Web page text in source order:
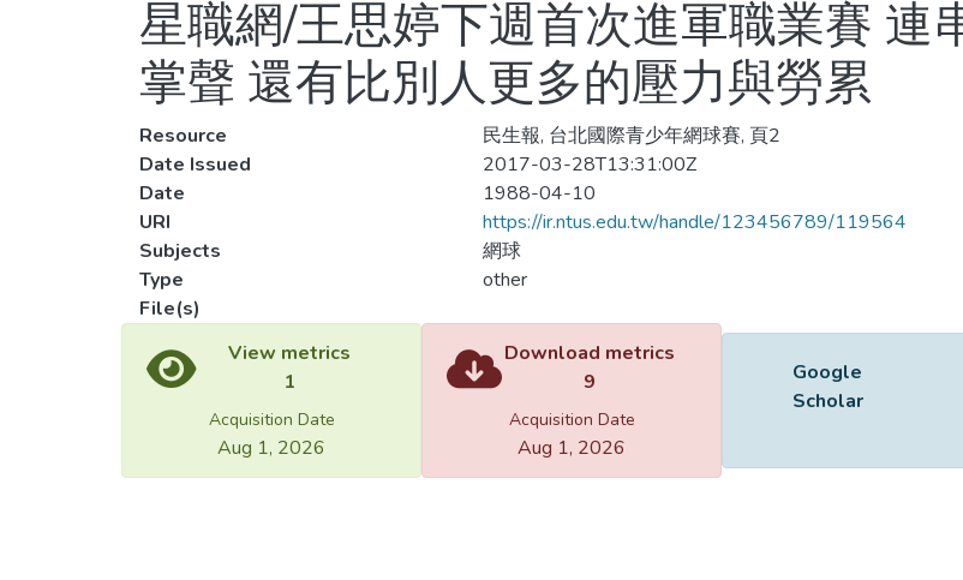
星職網/王思婷下週首次進軍職業賽 連
掌聲 還有比別人更多的壓力與勞累
Resource
民生報, 台北國際青少年網球賽, 頁2
Date Issued
2017-03-28T13:31:00Z
Date
1988-04-10
URI
https://ir.ntus.edu.tw/handle/123456789/119564
Subjects
網球
Type
other
File(s)
445301.pdf
Adobe PDF